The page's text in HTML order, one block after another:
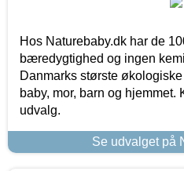
Hos Naturebaby.dk har de
bæredygtighed og ingen
Danmarks største
baby, mor, barn og hjemmet.
udvalg.
Se udvalget på